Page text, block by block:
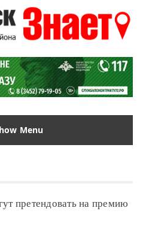
Menu
претендовать на премию